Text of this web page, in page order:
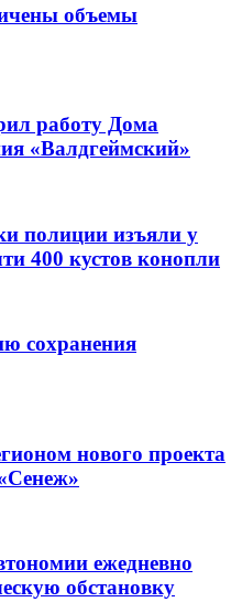
объемы
работу Дома
«Валдгеймский»
полиции изъяли у
400 кустов конопли
сохранения
нового проекта
ежедневно
обстановку